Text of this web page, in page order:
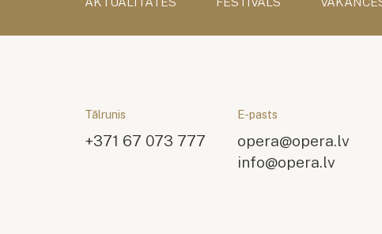
Tālrunis
+371 67 073 777
E-pasts
opera@opera.lv
info@opera.lv